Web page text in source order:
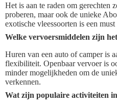
Het is aan te raden om gerechten
proberen, maar ook de unieke
exotische vleessoorten is een
Welke vervoersmiddelen zijn
Huren van een auto of camper is
flexibiliteit. Openbaar vervoer is
minder mogelijkheden om de
verkennen.
Wat zijn populaire activiteiten